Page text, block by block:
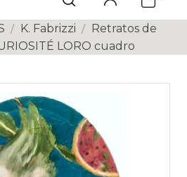
K. Fabrizzi
Retratos de
LORO cuadro